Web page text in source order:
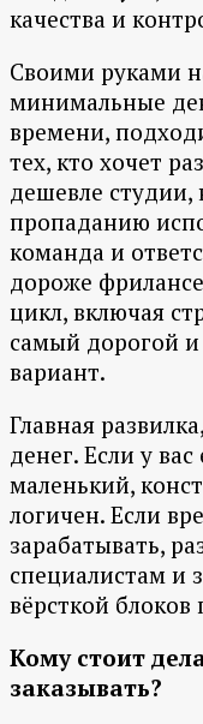
качества и
Своими руками
минимальные
времени,
тех, кто хочет
дешевле студии,
пропаданию
команда и
дороже
цикл, включая
самый дорогой
вариант.
Главная
денег. Если у
маленький,
логичен. Если
зарабатывать,
специалистам и
вёрсткой
Кому стоит
заказывать?